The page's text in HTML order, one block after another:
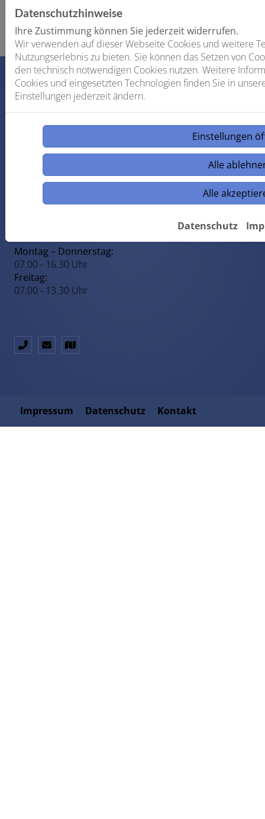
Bitte das Cookie-Consent-Tool öffnen
Element notwendigen Cookies zu akzeptieren.
Footer - Kontaktdaten und Öffnungszeiten
Schade & Co. GmbH
37308 Heilbad Heiligenstadt
Telefonisch erreichbar unter:
03608289214
Montag – Donnerstag:
07.00 - 16.30 Uhr
Freitag:
07.00 - 13.30 Uhr
Impressum Datenschutz Kontakt
Datenschutzhinweise
Ihre Zustimmung können Sie jederzeit widerrufen.
Wir verwenden auf dieser Webseite Cookies und weitere
Nutzungserlebnis zu bieten. Sie können das Setzen von
den technisch notwendigen Cookies nutzen. Weitere
Cookies und eingesetzten Technologien finden Sie in
Einstellungen jederzeit ändern.
Einstellungen
Alle
Alle
Datenschutz